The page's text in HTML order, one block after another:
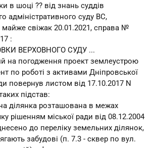
в шоці ?? від знань суддів
адміністративного суду ВС,
майже свіжак 20.01.2021, справа №
:
ВЕРХОВНОГО СУДУ ...
на погодження проект землеустрою
по роботі з активами Дніпровської
повернув листом від 17.10.2017 N
підстав:
ділянка розташована в межах
рішенням міської ради від 08.12.2004
до переліку земельних ділянок,
забудові (п. 7.3 - сквер по вул.